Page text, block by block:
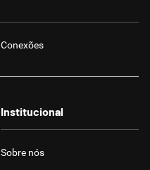
Conexões
Institucional
Sobre nós